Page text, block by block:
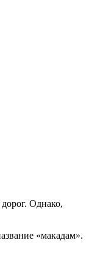
Однако,
«макадам».